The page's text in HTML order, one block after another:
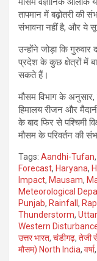
तापमान में बढ़ोतरी की
संभावना नहीं है, और ये
उन्होंने जोड़ा कि गुरुवार
प्रदेश के कुछ क्षेत्रों में
सकते हैं।
मौसम विभाग के
हिमालय रीजन और
के बाद फिर से पश्चिमी
मौसम के परिवर्तन की
Tags: Aandhi-Tufan,
Forecast, Haryana,
Impact, Mausam,
Meteorological
Punjab, Rainfall ,
Thunderstorm,
Western
उत्तर भारत, चंडीगढ़, तेजी
मौसम) North India, वर्षा,